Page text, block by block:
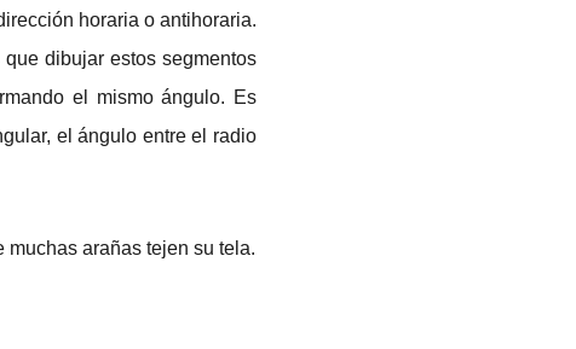
horaria o antihoraria.
dibujar estos segmentos
el mismo ángulo. Es
el ángulo entre el radio
arañas tejen su tela.